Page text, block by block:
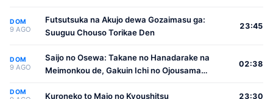
DOM
9 AGO
Futsutsuka na Akujo dewa Gozaimasu ga:
Suuguu Chouso Torikae Den
23:45
DOM
9 AGO
Saijo no Osewa: Takane no Hanadarake na
Meimonkou de, Gakuin Ichi no Ojousama
Osewa suru Koto ni Narimashita
02:38
DOM Kuroneko to Majo no Kyoushitsu 23:30